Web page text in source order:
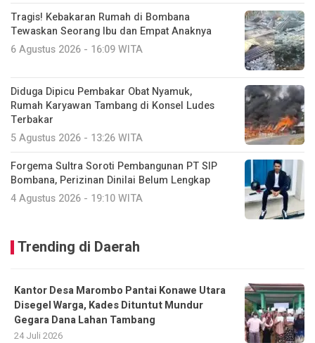
Tragis! Kebakaran Rumah di Bombana
Tewaskan Seorang Ibu dan Empat Anaknya
6 Agustus 2026 - 16:09 WITA
Diduga Dipicu Pembakar Obat Nyamuk,
Rumah Karyawan Tambang di Konsel Ludes
Terbakar
5 Agustus 2026 - 13:26 WITA
Forgema Sultra Soroti Pembangunan PT SIP
Bombana, Perizinan Dinilai Belum Lengkap
4 Agustus 2026 - 19:10 WITA
Trending di Daerah
Kantor Desa Marombo Pantai Konawe Utara
Disegel Warga, Kades Dituntut Mundur
Gegara Dana Lahan Tambang
24 Juli 2026